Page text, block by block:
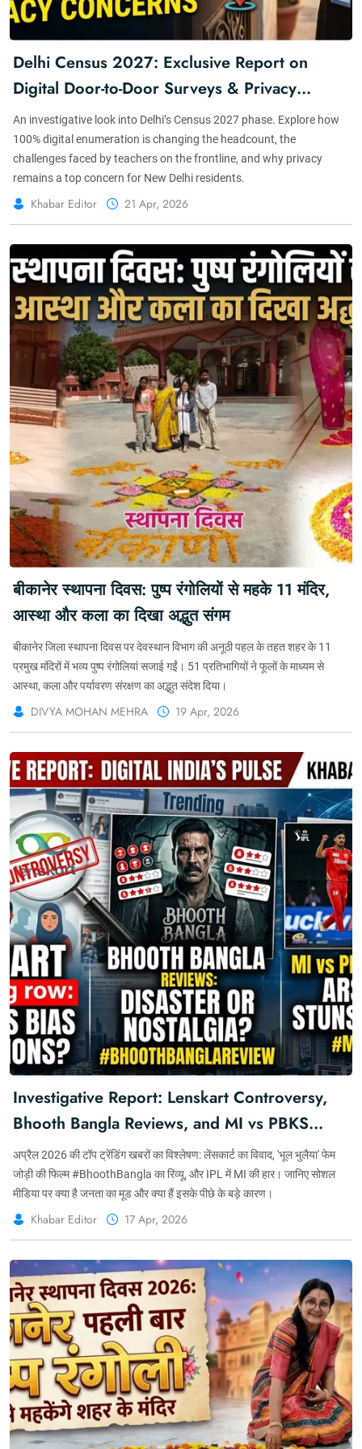
Delhi Census 2027: Exclusive Report on
Digital Door-to-Door Surveys & Privacy
Concerns
An investigative look into Delhi’s Census 2027 phase. Explore how
100% digital enumeration is changing the headcount, the
challenges faced by teachers on the frontline, and why privacy
remains a top concern for New Delhi residents.
Khabar Editor 21 Apr, 2026
बीकानेर स्थापना दिवस: पुष्प रंगोलियों से महके 11 मंदिर,
आस्था और कला का दिखा अद्भुत संगम
बीकानेर जिला स्थापना दिवस पर देवस्थान विभाग की अनूठी पहल के तहत शहर के 11
प्रमुख मंदिरों में भव्य पुष्प रंगोलियां सजाई गईं। 51 प्रतिभागियों ने फूलों के माध्यम से
आस्था, कला और पर्यावरण संरक्षण का अद्भुत संदेश दिया।
DIVYA MOHAN MEHRA 19 Apr, 2026
Investigative Report: Lenskart Controversy,
Bhooth Bangla Reviews, and MI vs PBKS
Analysis | Khabarforyou.com
अप्रैल 2026 की टॉप ट्रेंडिंग खबरों का विश्लेषण: लेंसकार्ट का विवाद, 'भूल भुलैया' फेम
जोड़ी की फिल्म #BhoothBangla का रिव्यू, और IPL में MI की हार। जानिए सोशल
मीडिया पर क्या है जनता का मूड और क्या हैं इसके पीछे के बड़े कारण।
Khabar Editor 17 Apr, 2026